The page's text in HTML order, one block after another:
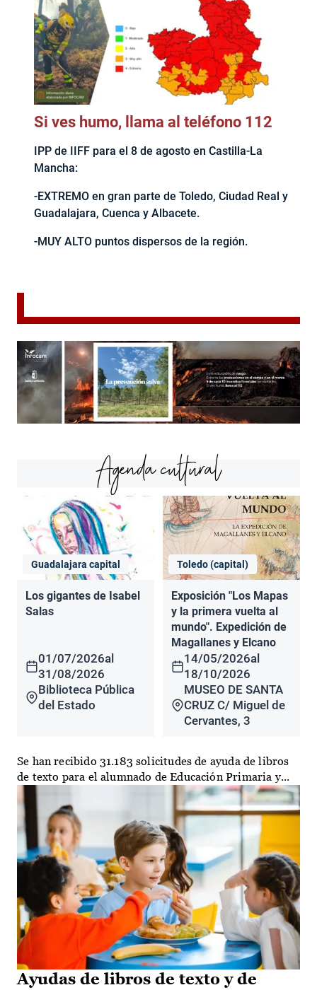
Si ves humo, llama al teléfono 112
IPP de IIFF para el 8 de agosto en Castilla-La
Mancha:
-EXTREMO en gran parte de Toledo, Ciudad Real y
Guadalajara, Cuenca y Albacete.
-MUY ALTO puntos dispersos de la región.
Agenda cultural
Guadalajara capital
Los gigantes de Isabel
Salas
01/07/2026al
31/08/2026
Biblioteca Pública
del Estado
Toledo (capital)
Exposición "Los Mapas
y la primera vuelta al
mundo". Expedición de
Magallanes y Elcano
14/05/2026al
18/10/2026
MUSEO DE SANTA
CRUZ C/ Miguel de
Cervantes, 3
Ayudas de libros de texto y de
Se han recibido 31.183 solicitudes de ayuda de libros
de texto para el alumnado de Educación Primaria y...